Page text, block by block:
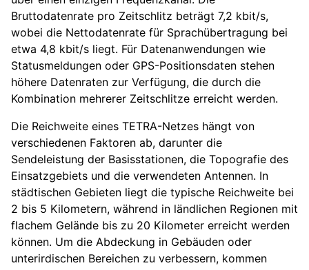
Bruttodatenrate pro Zeitschlitz beträgt 7,2 kbit/s,
wobei die Nettodatenrate für Sprachübertragung bei
etwa 4,8 kbit/s liegt. Für Datenanwendungen wie
Statusmeldungen oder GPS-Positionsdaten stehen
höhere Datenraten zur Verfügung, die durch die
Kombination mehrerer Zeitschlitze erreicht werden.
Die Reichweite eines TETRA-Netzes hängt von
verschiedenen Faktoren ab, darunter die
Sendeleistung der Basisstationen, die Topografie des
Einsatzgebiets und die verwendeten Antennen. In
städtischen Gebieten liegt die typische Reichweite bei
2 bis 5 Kilometern, während in ländlichen Regionen mit
flachem Gelände bis zu 20 Kilometer erreicht werden
können. Um die Abdeckung in Gebäuden oder
unterirdischen Bereichen zu verbessern, kommen